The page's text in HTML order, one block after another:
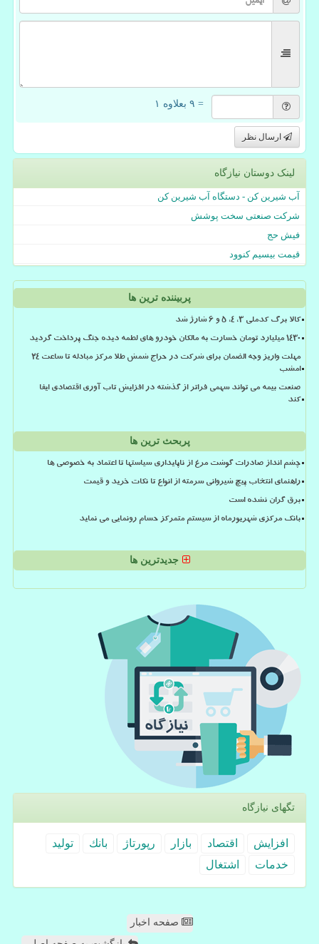
= ۹ بعلاوه ۱
ارسال نظر
لینک دوستان نیازگاه
آب شیرین کن - دستگاه آب شیرین کن
شرکت صنعتی سخت پوشش
فیش حج
قیمت بیسیم کنوود
پربیننده ترین ها
کالا برگ کدملی 3، 4، 5 و 6 شارژ شد
۱۴۳۰ میلیارد تومان خسارت به مالکان خودرو های لطمه دیده جنگ پرداخت گردید
مهلت واریز وجه الضمان برای شرکت در حراج شمش طلا مرکز مبادله تا ساعت ۲۴
امشب
صنعت بیمه می تواند سهمی فراتر از گذشته در افزایش تاب آوری اقتصادی ایفا
کند
پربحث ترین ها
چشم انداز صادرات گوشت مرغ از ناپایداری سیاستها تا اعتماد به خصوصی ها
راهنمای انتخاب پیچ شیروانی سرمته از انواع تا نکات خرید و قیمت
برق گران نشده است
بانک مرکزی شهریورماه از سیستم متمرکز حسام رونمایی می نماید
جدیدترین ها
تگهای نیازگاه
افزایش اقتصاد بازار رپورتاژ بانك
تولید
خدمات
اشتغال
صفحه اخبار